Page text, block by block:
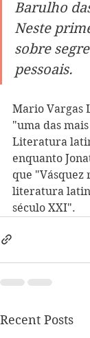
Barulho
Neste
sobre
pessoais.
Mario Vargas
"uma das
Literatura
enquanto
que "Vásquez
literatura
século XXI".
Recent Posts